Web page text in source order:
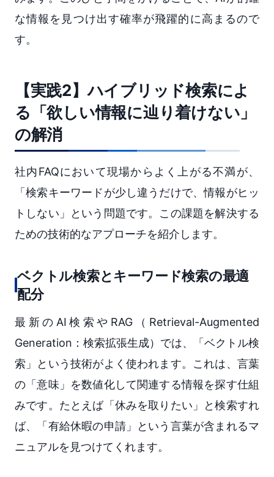
な情報を見つけ出す確率が飛躍的に高まるので
す。
【実践2】ハイブリッド検索によ
る「欲しい情報に辿り着けない」
の解消
社内FAQにおいて現場からよく上がる不満が、
「検索キーワードが少し違うだけで、情報がヒッ
トしない」という問題です。この課題を解決する
ための技術的なアプローチを紹介します。
ベクトル検索とキーワード検索の最適
配分
最新のAI検索やRAG（Retrieval-Augmented
Generation：検索拡張生成）では、「ベクトル検
索」という技術がよく使われます。これは、言葉
の「意味」を数値化して関連する情報を探す仕組
みです。たとえば「休みを取りたい」と検索すれ
ば、「有給休暇の申請」という言葉が含まれるマ
ニュアルを見つけてくれます。